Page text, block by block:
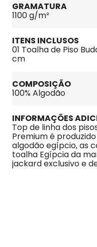
GRAMATURA
1100 g/m²
ITENS INCLUSOS
01 Toalha de Piso
cm
COMPOSIÇÃO
100% Algodão
INFORMAÇÕES
Top de linha dos
Premium é
algodão egípcio, as
toalha Egípcia da
jackard exclusivo e